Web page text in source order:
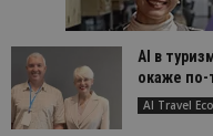
AI в
окаже по-
AI Travel